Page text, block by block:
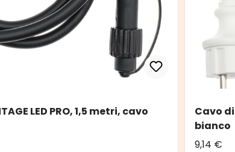
LED PRO, 1,5 metri, cavo
Cavo di
bianco
9,14 €